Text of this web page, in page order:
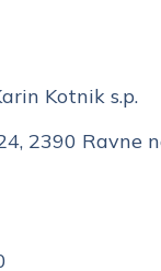
Kotnik s.p.
2390 Ravne